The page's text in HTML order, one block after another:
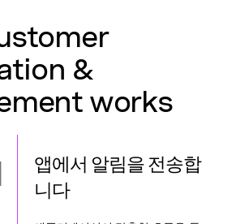
&
works
앱에서 알림을 전송합
니다